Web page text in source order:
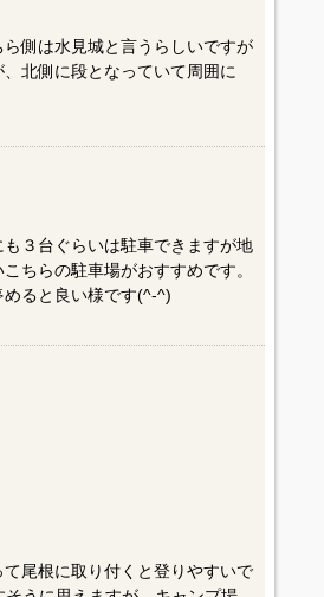
側は水見城と言うらしいですが
北側に段となっていて周囲に
３台ぐらいは駐車できますが地
ちらの駐車場がおすすめです。
ると良い様です(^-^)
尾根に取り付くと登りやすいで